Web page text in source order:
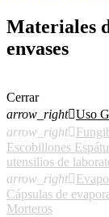
Materiales
envases
Cerrar
arrow_rightUso
arrow_right
Escobillones
utensilios de
arrow_right
Cápsulas de
Morteros